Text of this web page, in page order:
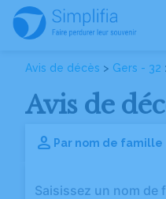
Avis de décès > Gers - 32
Avis de
Par nom de famille